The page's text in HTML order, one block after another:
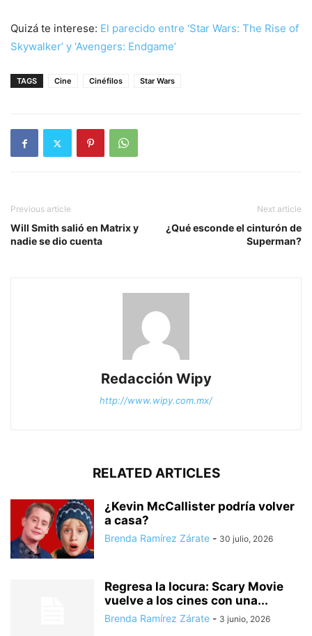
Quizá te interese: El parecido entre ‘Star Wars: The Rise of
Skywalker’ y ‘Avengers: Endgame’
TAGS Cine Cinéfilos Star Wars
Previous article
Will Smith salió en Matrix y
nadie se dio cuenta
Next article
¿Qué esconde el cinturón de
Superman?
Redacción Wipy
http://www.wipy.com.mx/
RELATED ARTICLES
¿Kevin McCallister podría volver
a casa?
Brenda Ramírez Zárate - 30 julio, 2026
Regresa la locura: Scary Movie
vuelve a los cines con una...
Brenda Ramírez Zárate - 3 junio, 2026